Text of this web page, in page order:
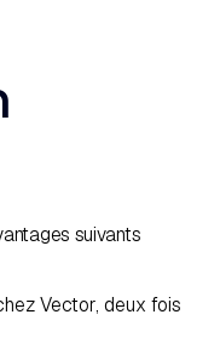
suivants
Vector, deux fois